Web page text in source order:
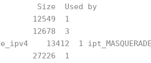
Used by
12549 1
12678 3
13412 1
1